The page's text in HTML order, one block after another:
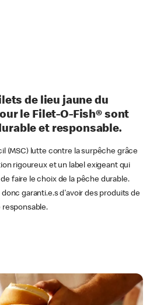
de lieu jaune du
le Filet-O-Fish® sont
et responsable.
(MSC) lutte contre la surpêche grâce
rigoureux et un label exigeant qui
faire le choix de la pêche durable.
donc garanti.e.s d'avoir des produits de
responsable.